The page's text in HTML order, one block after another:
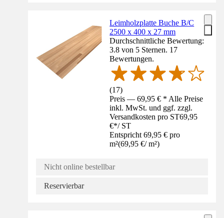
Leimholzplatte Buche B/C
2500 x 400 x 27 mm
Durchschnittliche Bewertung:
3.8 von 5 Sternen. 17
Bewertungen.
(17)
Preis — 69,95 € * Alle Preise
inkl. MwSt. und ggf. zzgl.
Versandkosten pro ST69,95
€*/ ST
Entspricht 69,95 € pro
m²(69,95 €/ m²)
Nicht online bestellbar
Reservierbar